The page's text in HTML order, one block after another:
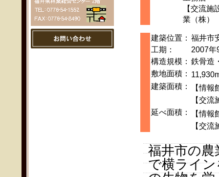
【交流施
業（株）
建築位置： 福井市
工期：
2007年
構造規模： 鉄骨造
敷地面積：
建築面積：
【情報
【交流
延べ面積：
【情報
【交流
福井市の農
で横ライ